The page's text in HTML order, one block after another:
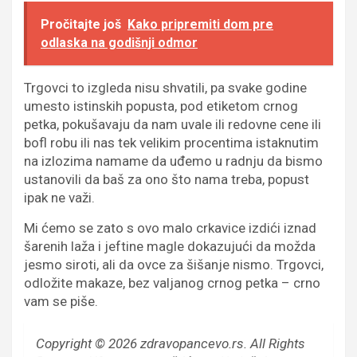
Pročitajte još Kako pripremiti dom pre
odlaska na godišnji odmor
Trgovci to izgleda nisu shvatili, pa svake godine
umesto istinskih popusta, pod etiketom crnog
petka, pokušavaju da nam uvale ili redovne cene ili
bofl robu ili nas tek velikim procentima istaknutim
na izlozima namame da uđemo u radnju da bismo
ustanovili da baš za ono što nama treba, popust
ipak ne važi.
Mi ćemo se zato s ovo malo crkavice izdići iznad
šarenih laža i jeftine magle dokazujući da možda
jesmo siroti, ali da ovce za šišanje nismo. Trgovci,
odložite makaze, bez valjanog crnog petka – crno
vam se piše.
Copyright © 2026 zdravopancevo.rs. All Rights